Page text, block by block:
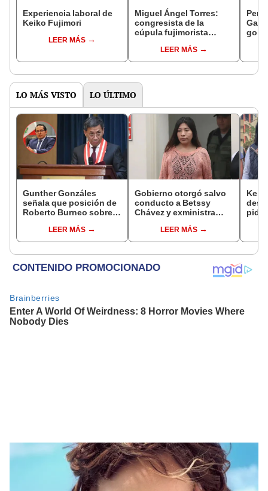
Experiencia laboral de
Keiko Fujimori
LEER MÁS
Miguel Ángel Torres:
congresista de la
cúpula fujimorista
del SenadoLEER MÁS
LO MÁS VISTO LO ÚLTIMO
Gunther Gonzáles
señala que posición de
Roberto Burneo sobre
Aliaga no representan al
JNE
LEER MÁS
Gobierno otorgó salvo
conducto a Betssy
Chávez y exministra
madrugadaLEER MÁS
pida